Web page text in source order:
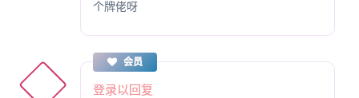
个牌佬呀
会员
登录以回复